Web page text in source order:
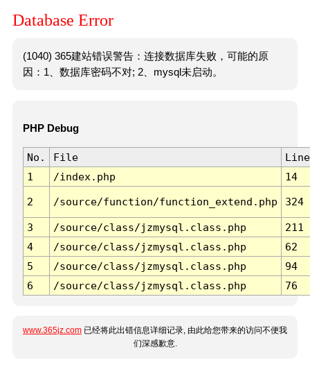
Database Error
(1040) 365建站错误警告：连接数据库失败，可能的原
因：1、数据库密码不对; 2、mysql未启动。
PHP Debug
No. File
Line
1
/index.php 14
2 /source/function/function_extend.php 324
3 /source/class/jzmysql.class.php
211
4
/source/class/jzmysql.class.php
62
5
/source/class/jzmysql.class.php
94
6
/source/class/jzmysql.class.php 76
www.365jz.com 已经将此出错信息详细记录, 由此给您带来的访问不便我
们深感歉意.